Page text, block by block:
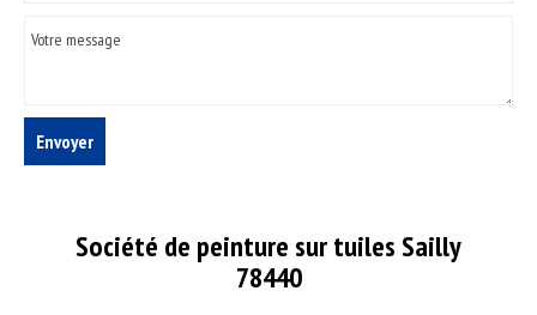
Société de peinture sur tuiles Sailly
78440